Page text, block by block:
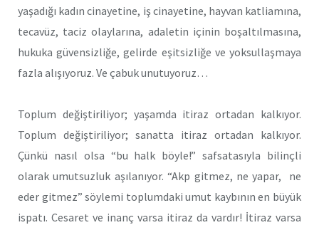
yaşadığı kadın cinayetine, iş cinayetine, hayvan katliamına,
tecavüz, taciz olaylarına, adaletin içinin boşaltılmasına,
hukuka güvensizliğe, gelirde eşitsizliğe ve yoksullaşmaya
fazla alışıyoruz. Ve çabuk unutuyoruz…
Toplum değiştiriliyor; yaşamda itiraz ortadan kalkıyor.
Toplum değiştiriliyor; sanatta itiraz ortadan kalkıyor.
Çünkü nasıl olsa “bu halk böyle!” safsatasıyla bilinçli
olarak umutsuzluk aşılanıyor. “Akp gitmez, ne yapar, ne
eder gitmez” söylemi toplumdaki umut kaybının en büyük
ispatı. Cesaret ve inanç varsa itiraz da vardır! İtiraz varsa